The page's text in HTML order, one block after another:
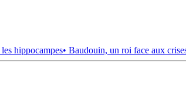
hippocampes• Baudouin, un roi face aux